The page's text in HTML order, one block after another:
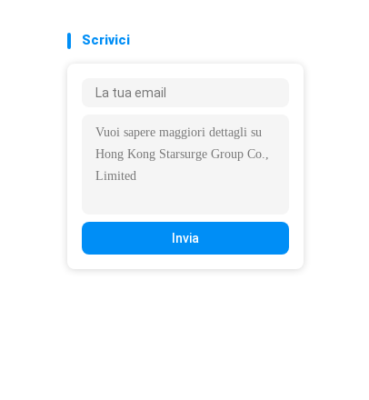
Scrivici
Invia